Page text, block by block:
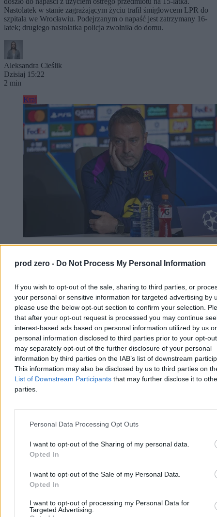
prod zero - Do Not Process My Personal Information
If you wish to opt-out of the sale, sharing to third parties, or
your personal or sensitive information for targeted advertising by
please use the below opt-out section to confirm your selection.
that after your opt-out request is processed you may continue
interest-based ads based on personal information utilized by us or
personal information disclosed to third parties prior to your opt-
may separately opt-out of the further disclosure of your personal
information by third parties on the IAB’s list of downstream
This information may also be disclosed by us to third parties on
List of Downstream Participants that may further disclose it to
parties.
Personal Data Processing Opt Outs
I want to opt-out of the Sharing of my personal data.
Opted In
I want to opt-out of the Sale of my Personal Data.
Opted In
I want to opt-out of processing my Personal Data for
Targeted Advertising.
Nastolatek w stanie zagrażającym życiu trafił śmigłowcem LPR do
szpitala we Wrocławiu. Podejrzanym o napaść jest zatrzymany 16-
latek; drugiego nastolatka policja zwolniła do domu.
Aleksandra Cieślik
Dzisiaj 15:22
2 min
Kraj
sytuację w Ceucie
Maroku z powodu trwającego kryzysu granicznego w Ceucie,
hiszpańskiej eksklawie w Afryce Północnej - poinformował klub.
Spotkanie z Ittihad Riadi Tanger miało odbyć się 15 sierpnia.
Paweł Żurek
Dzisiaj 13:18
Kraj